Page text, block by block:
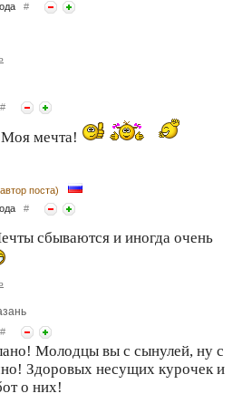
#
#
мечта!
поста)
#
сбываются и иногда очень
#
Молодцы вы с сынулей, ну с
Здоровых несущих курочек и
о них!